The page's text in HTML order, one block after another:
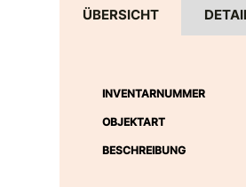
ÜBERSICHT
INVENTARNUMMER
OBJEKTART
BESCHREIBUNG